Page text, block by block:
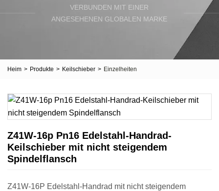
VERBUNDEN MIT EINER
ANGESEHENEN GLOBALEN MARKE
Heim > Produkte > Keilschieber > Einzelheiten
Z41W-16p Pn16 Edelstahl-Handrad-
Keilschieber mit nicht steigendem
Spindelflansch
Z41W-16P Edelstahl-Handrad mit nicht steigendem